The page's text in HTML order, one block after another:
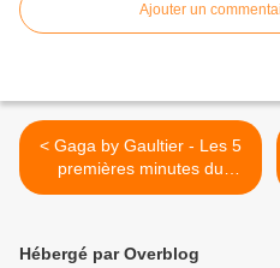
Ajouter un
< Gaga by Gaultier - Les 5
premières minutes du
reportage
Hébergé par Overblog